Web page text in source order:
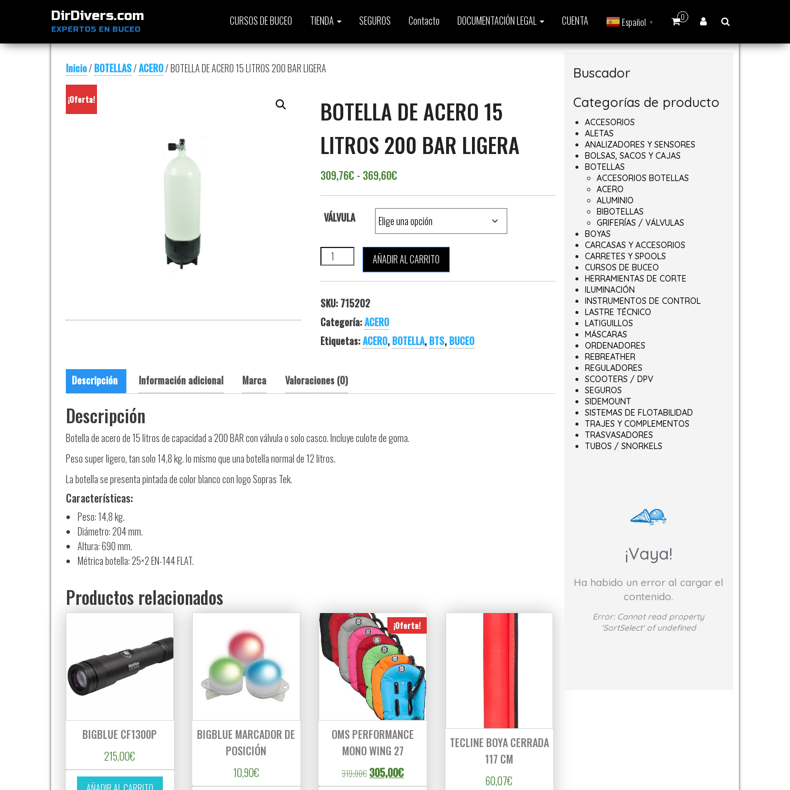
DirDivers.com
EXPERTOS EN BUCEO
0
CURSOS DE BUCEO TIENDA SEGUROS Contacto DOCUMENTACIÓN LEGAL CUENTA Español ▼
Inicio/ BOTELLAS/ACERO/ BOTELLA DE ACERO 15 LITROS 200 BAR LIGERA
¡Oferta!
BOTELLA DE ACERO 15
LITROS 200 BAR LIGERA
309,76€ - 369,60€Rango de precios: desde 309,76€ hasta 369,60€
VÁLVULA
BOTELLA DE ACERO 15 LITROS 200 BAR LIGERA cantidad
AÑADIR AL CARRITO
SKU: 715202
Categoría:ACERO
Etiquetas:ACERO, BOTELLA, BTS, BUCEO
Descripción Información adicional Marca Valoraciones (0)
Descripción
Botella de acero de 15 litros de capacidad a 200 BAR con válvula o solo casco. Incluye culote de goma.
Peso super ligero, tan solo 14,8 kg. lo mismo que una botella normal de 12 litros.
La botella se presenta pintada de color blanco con logo Sopras Tek.
Características:
Peso: 14,8 kg.
Diámetro: 204 mm.
Altura: 690 mm.
Métrica botella: 25×2 EN-144 FLAT.
Productos relacionados
BIGBLUE CF1300P
215,00€
BIGBLUE MARCADOR DE
POSICIÓN
10,90€
¡Oferta!
OMS PERFORMANCE
MONO WING 27
319,00€ El precio original era: 319,00€.
305,00€El precio actual es: 305,00€.
TECLINE BOYA CERRADA
117 CM
60,07€
Buscador
Categorías de producto
ACCESORIOS
ALETAS
ANALIZADORES Y SENSORES
BOLSAS, SACOS Y CAJAS
BOTELLAS
ACCESORIOS BOTELLAS
ACERO
ALUMINIO
BIBOTELLAS
GRIFERÍAS / VÁLVULAS
BOYAS
CARCASAS Y ACCESORIOS
CARRETES Y SPOOLS
CURSOS DE BUCEO
HERRAMIENTAS DE CORTE
ILUMINACIÓN
INSTRUMENTOS DE CONTROL
LASTRE TÉCNICO
LATIGUILLOS
MÁSCARAS
ORDENADORES
REBREATHER
REGULADORES
SCOOTERS / DPV
SEGUROS
SIDEMOUNT
SISTEMAS DE FLOTABILIDAD
TRAJES Y COMPLEMENTOS
TRASVASADORES
TUBOS / SNORKELS
¡Vaya!
Ha habido un error al cargar el
contenido.
Error: Cannot read property
'SortSelect' of undefined